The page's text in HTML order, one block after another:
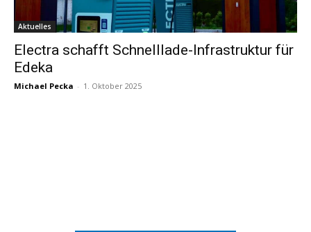
Aktuelles
Electra schafft Schnelllade-Infrastruktur für
Edeka
Michael Pecka - 1. Oktober 2025